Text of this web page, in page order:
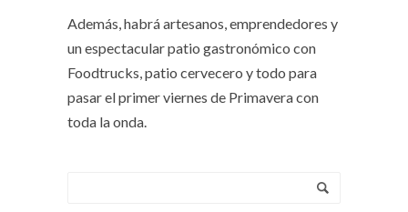
Además, habrá artesanos, emprendedores y
un espectacular patio gastronómico con
Foodtrucks, patio cervecero y todo para
pasar el primer viernes de Primavera con
toda la onda.